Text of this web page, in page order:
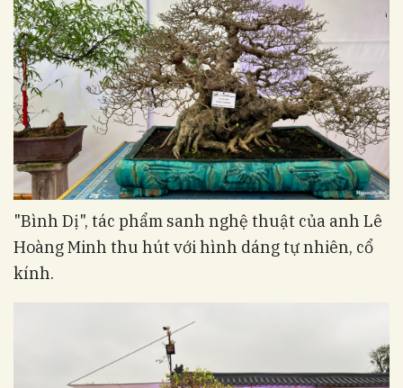
"Bình Dị", tác phẩm sanh nghệ thuật của anh Lê
Hoàng Minh thu hút với hình dáng tự nhiên, cổ
kính.